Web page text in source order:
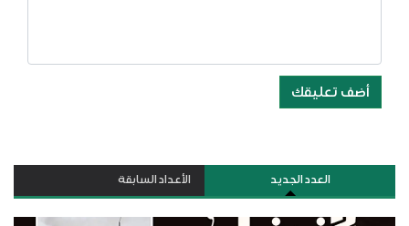
أضف تعليقك
العدد الجديد الأعداد السابقة